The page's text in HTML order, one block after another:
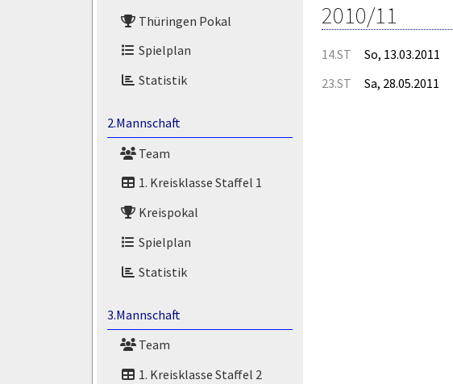
Thüringen Pokal
Spielplan
Statistik
2.Mannschaft
Team
1. Kreisklasse Staffel 1
Kreispokal
Spielplan
Statistik
3.Mannschaft
Team
1. Kreisklasse Staffel 2
2010/11
14.ST So, 13.03.2011
23.ST Sa, 28.05.2011